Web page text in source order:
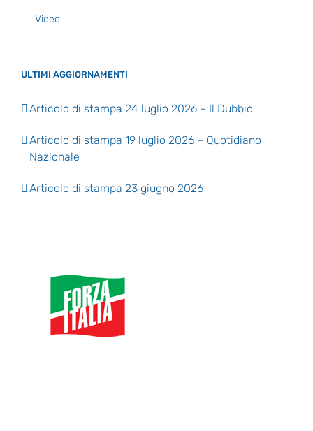
Video
ULTIMI AGGIORNAMENTI
Articolo di stampa 24 luglio 2026 – Il Dubbio
Articolo di stampa 19 luglio 2026 – Quotidiano
Nazionale
Articolo di stampa 23 giugno 2026